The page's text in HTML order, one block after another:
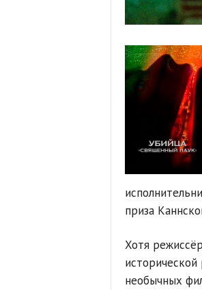
приза
Хотя
необычных